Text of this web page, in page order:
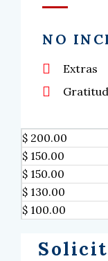
NO
Extras
$ 200.00
$ 150.00
$ 150.00
$ 130.00
$ 100.00